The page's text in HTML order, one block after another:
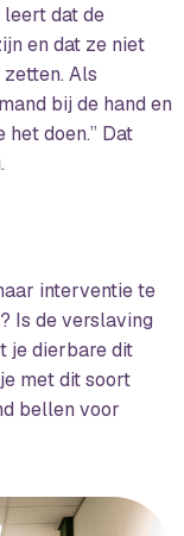
dat de
en dat ze niet
Als
bij de hand en
het doen.” Dat
interventie te
Is de verslaving
je dierbare dit
met dit soort
bellen voor